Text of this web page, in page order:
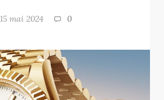
15 mai 2024 0